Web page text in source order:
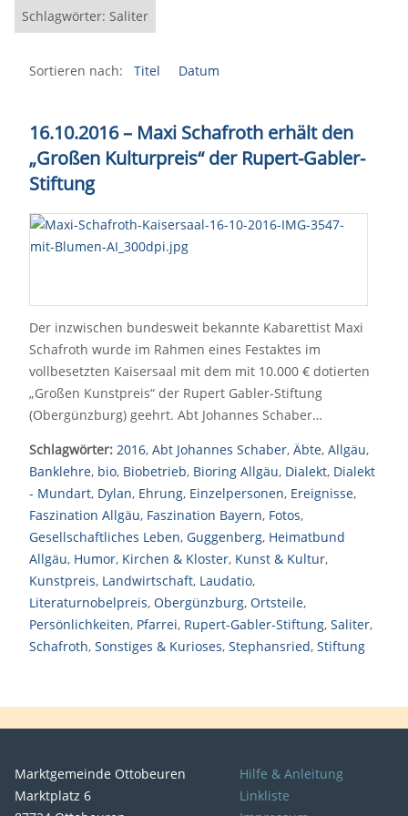
Schlagwörter: Saliter
Sortieren nach: Titel Datum
16.10.2016– Maxi Schafroth erhält den
„Großen Kulturpreis“ der Rupert-Gabler-
Stiftung
Der inzwischen bundesweit bekannte Kabarettist Maxi
Schafroth wurde im Rahmen eines Festaktes im
vollbesetzten Kaisersaal mit dem mit 10.000 € dotierten
„Großen Kunstpreis“ der Rupert Gabler-Stiftung
(Obergünzburg) geehrt. Abt Johannes Schaber…
Schlagwörter: 2016, Abt Johannes Schaber, Äbte, Allgäu,
Banklehre, bio, Biobetrieb, Bioring Allgäu, Dialekt, Dialekt
- Mundart, Dylan, Ehrung, Einzelpersonen, Ereignisse,
Faszination Allgäu, Faszination Bayern, Fotos,
Gesellschaftliches Leben, Guggenberg, Heimatbund
Allgäu, Humor, Kirchen & Kloster, Kunst & Kultur,
Kunstpreis, Landwirtschaft, Laudatio,
Literaturnobelpreis, Obergünzburg, Ortsteile,
Persönlichkeiten, Pfarrei, Rupert-Gabler-Stiftung, Saliter,
Schafroth, Sonstiges & Kurioses, Stephansried, Stiftung
Marktgemeinde Ottobeuren
Marktplatz 6
Hilfe & Anleitung
Linkliste